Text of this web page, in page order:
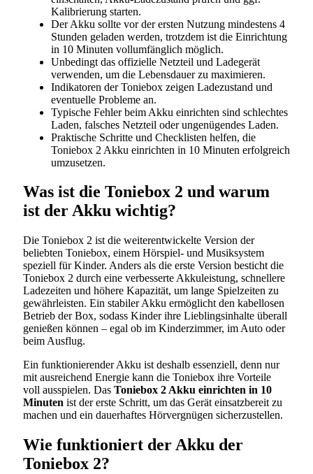
Kalibrierung starten.
Der Akku sollte vor der ersten Nutzung mindestens 4
Stunden geladen werden, trotzdem ist die Einrichtung
in 10 Minuten vollumfänglich möglich.
Unbedingt das offizielle Netzteil und Ladegerät
verwenden, um die Lebensdauer zu maximieren.
Indikatoren der Toniebox zeigen Ladezustand und
eventuelle Probleme an.
Typische Fehler beim Akku einrichten sind schlechtes
Laden, falsches Netzteil oder ungenügendes Laden.
Praktische Schritte und Checklisten helfen, die
Toniebox 2 Akku einrichten in 10 Minuten erfolgreich
umzusetzen.
Was ist die Toniebox 2 und warum
ist der Akku wichtig?
Die Toniebox 2 ist die weiterentwickelte Version der
beliebten Toniebox, einem Hörspiel- und Musiksystem
speziell für Kinder. Anders als die erste Version besticht die
Toniebox 2 durch eine verbesserte Akkuleistung, schnellere
Ladezeiten und höhere Kapazität, um lange Spielzeiten zu
gewährleisten. Ein stabiler Akku ermöglicht den kabellosen
Betrieb der Box, sodass Kinder ihre Lieblingsinhalte überall
genießen können – egal ob im Kinderzimmer, im Auto oder
beim Ausflug.
Ein funktionierender Akku ist deshalb essenziell, denn nur
mit ausreichend Energie kann die Toniebox ihre Vorteile
voll ausspielen. Das Toniebox 2 Akku einrichten in 10
Minuten ist der erste Schritt, um das Gerät einsatzbereit zu
machen und ein dauerhaftes Hörvergnügen sicherzustellen.
Wie funktioniert der Akku der
Toniebox 2?